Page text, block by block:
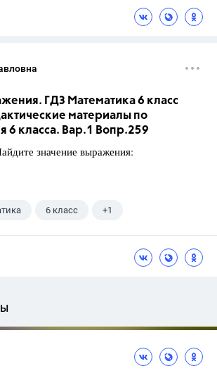
ГДЗ Математика 6 класс
материалы по
6 класса. Вар.1 Вопр.259
значение выражения:
6 класс +1